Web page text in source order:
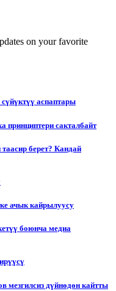
on your favorite
аспаптары
принциптери сакталбайт
берет? Кандай
ачык кайрылуусу
боюнча медиа
дүйнөдөн кайтты